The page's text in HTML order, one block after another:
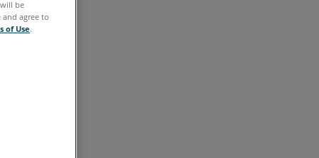
be
and agree to
of Use.